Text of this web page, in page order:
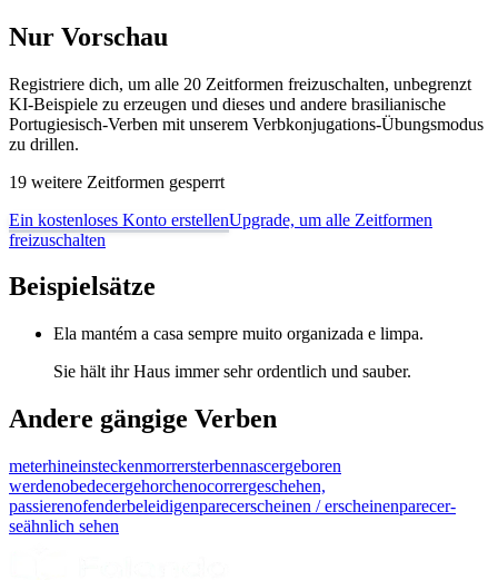
Nur Vorschau
Registriere dich, um alle 20 Zeitformen freizuschalten, unbegrenzt
KI-Beispiele zu erzeugen und dieses und andere brasilianische
Portugiesisch-Verben mit unserem Verbkonjugations-Übungsmodus
zu drillen.
19 weitere Zeitformen gesperrt
Ein kostenloses Konto erstellenUpgrade, um alle Zeitformen
freizuschalten
Beispielsätze
Ela mantém a casa sempre muito organizada e limpa.
Sie hält ihr Haus immer sehr ordentlich und sauber.
Andere gängige Verben
meterhineinsteckenmorrersterbennascergeboren
werdenobedecergehorchenocorrergeschehen,
passierenofenderbeleidigenparecerscheinen / erscheinenparecer-
seähnlich sehen